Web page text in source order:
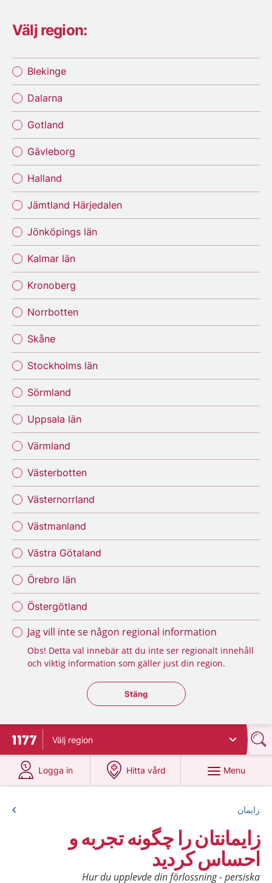
Välj region:
Blekinge
Dalarna
Gotland
Gävleborg
Halland
Jämtland Härjedalen
Jönköpings län
Kalmar län
Kronoberg
Norrbotten
Skåne
Stockholms län
Sörmland
Uppsala län
Värmland
Västerbotten
Västernorrland
Västmanland
Västra Götaland
Örebro län
Östergötland
Jag vill inte se någon regional information
Obs! Detta val innebär att du inte ser regionalt innehåll
och viktig information som gäller just din region.
Stäng regionsväljaren
Stäng
To start page for 1177
Välj region
Logga in
at 1177.se
Hitta vård
at 1177.se
Menu
زایمان
زایمانتان را چگونه تجربه و
احساس کردید
Hur du upplevde din förlossning - persiska